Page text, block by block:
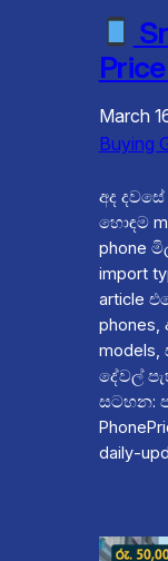
March
Buying
අද
හොඳම
phone
import
article
දේවල්
සටහන: